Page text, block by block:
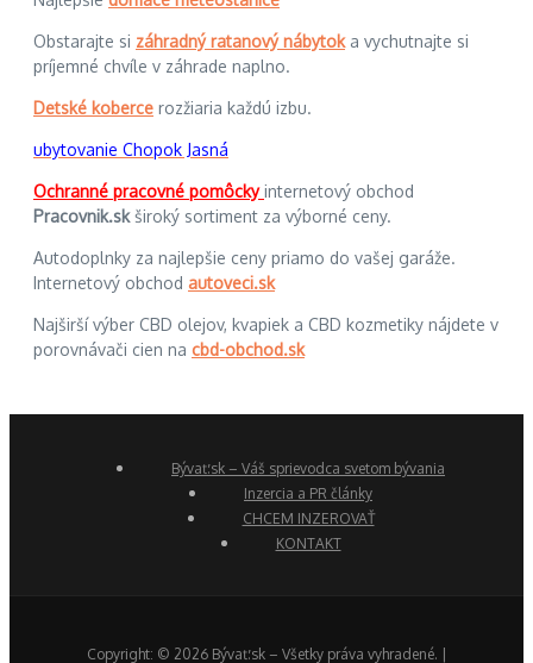
Obstarajte si záhradný ratanový nábytoka vychutnajte si
príjemné chvíle v záhrade naplno.
Detské koberce rozžiaria každú izbu.
ubytovanie Chopok Jasná
Ochranné pracovné pomôckyinternetový obchod
Pracovnik.skširoký sortiment za výborné ceny.
Autodoplnky za najlepšie ceny priamo do vašej garáže.
Internetový obchod autoveci.sk
Najširší výber CBD olejov, kvapiek a CBD kozmetiky nájdete v
porovnávači cien na cbd-obchod.sk
Bývať.sk – Váš sprievodca svetom bývania
Inzercia a PR články
CHCEM INZEROVAŤ
KONTAKT
Copyright: © 2026 Bývať.sk – Všetky práva vyhradené. |